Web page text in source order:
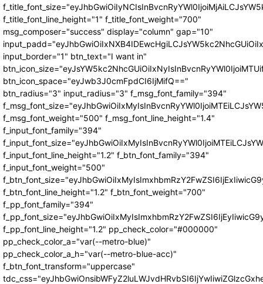
f_title_font_line_height="1" f_title_font_weight="700"
msg_composer="success" display="column" gap="10"
input_border="1" btn_text="I want in"
btn_icon_space="eyJwb3J0cmFpdCI6IjMifQ=="
btn_radius="3" input_radius="3" f_msg_font_family="394"
f_msg_font_weight="500" f_msg_font_line_height="1.4"
f_input_font_family="394"
f_input_font_line_height="1.2" f_btn_font_family="394"
f_input_font_weight="500"
f_btn_font_line_height="1.2" f_btn_font_weight="700"
f_pp_font_family="394"
f_pp_font_line_height="1.2" pp_check_color="#000000"
pp_check_color_a="var(--metro-blue)"
pp_check_color_a_h="var(--metro-blue-acc)"
f_btn_font_transform="uppercase"